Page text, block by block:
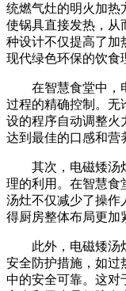
统燃气灶的明火加热
使锅具直接发热，从
种设计不仅提高了加
现代绿色环保的饮食
在智慧食堂中，
过程的精确控制。无
设的程序自动调整火
达到最佳的口感和营
其次，电磁矮汤
理的利用。在智慧食
汤灶不仅减少了操作
得厨房整体布局更加
此外，电磁矮汤
安全防护措施，如过
中的安全可靠。这对